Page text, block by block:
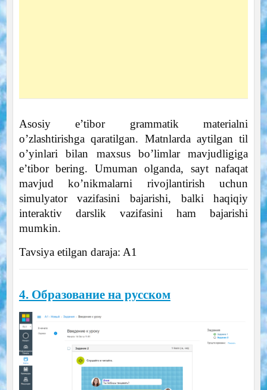
Asosiy e’tibor grammatik materialni
o’zlashtirishga qaratilgan. Matnlarda aytilgan til
o’yinlari bilan maxsus bo’limlar mavjudligiga
e’tibor bering. Umuman olganda, sayt nafaqat
mavjud ko’nikmalarni rivojlantirish uchun
simulyator vazifasini bajarishi, balki haqiqiy
interaktiv darslik vazifasini ham bajarishi
mumkin.
Tavsiya etilgan daraja: A1
4. Образование на русском